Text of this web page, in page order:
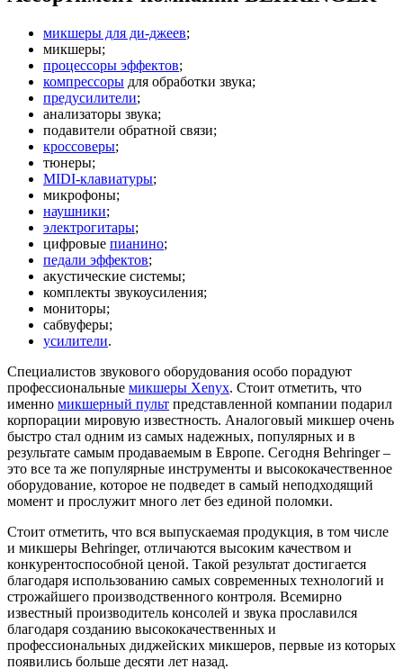
микшеры для ди-джеев;
микшеры;
процессоры эффектов;
компрессоры для обработки звука;
предусилители;
анализаторы звука;
подавители обратной связи;
кроссоверы;
тюнеры;
MIDI-клавиатуры;
микрофоны;
наушники;
электрогитары;
цифровые пианино;
педали эффектов;
акустические системы;
комплекты звукоусиления;
мониторы;
сабвуферы;
усилители.
Специалистов звукового оборудования особо порадуют
профессиональные микшеры Xenyx. Стоит отметить, что
именно микшерный пульт представленной компании подарил
корпорации мировую известность. Аналоговый микшер очень
быстро стал одним из самых надежных, популярных и в
результате самым продаваемым в Европе. Сегодня Behringer –
это все та же популярные инструменты и высококачественное
оборудование, которое не подведет в самый неподходящий
момент и прослужит много лет без единой поломки.
Стоит отметить, что вся выпускаемая продукция, в том числе
и микшеры Behringer, отличаются высоким качеством и
конкурентоспособной ценой. Такой результат достигается
благодаря использованию самых современных технологий и
строжайшего производственного контроля. Всемирно
известный производитель консолей и звука прославился
благодаря созданию высококачественных и
профессиональных диджейских микшеров, первые из которых
появились больше десяти лет назад.